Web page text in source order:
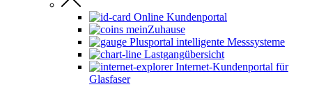
Online Kundenportal
meinZuhause
Plusportal intelligente Messsysteme
Lastgangübersicht
Internet-Kundenportal für
Glasfaser